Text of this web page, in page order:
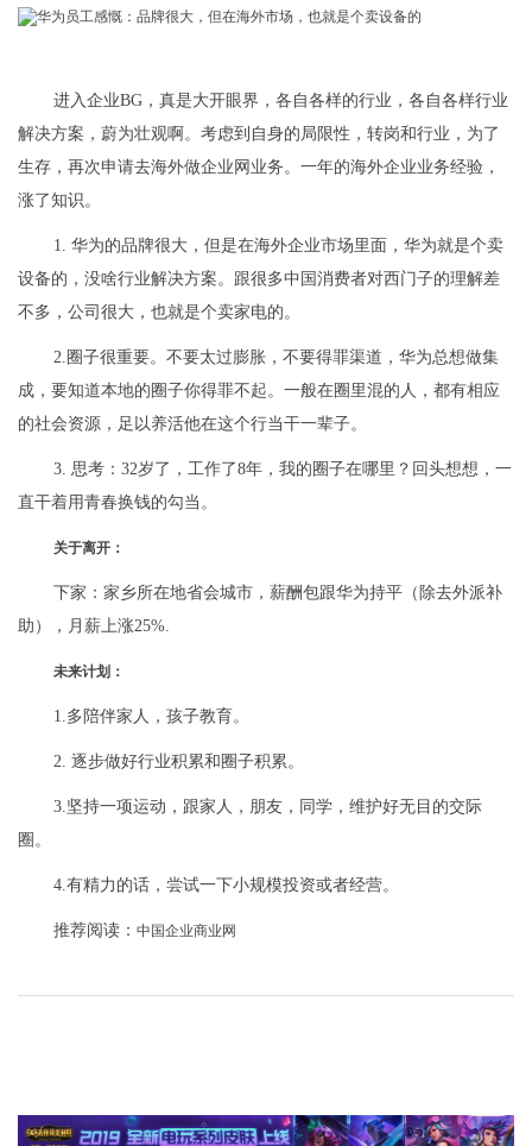
进入企业BG，真是大开眼界，各自各样的行业，各自各样行业
解决方案，蔚为壮观啊。考虑到自身的局限性，转岗和行业，为了
生存，再次申请去海外做企业网业务。一年的海外企业业务经验，
涨了知识。
1. 华为的品牌很大，但是在海外企业市场里面，华为就是个卖
设备的，没啥行业解决方案。跟很多中国消费者对西门子的理解差
不多，公司很大，也就是个卖家电的。
2.圈子很重要。不要太过膨胀，不要得罪渠道，华为总想做集
成，要知道本地的圈子你得罪不起。一般在圈里混的人，都有相应
的社会资源，足以养活他在这个行当干一辈子。
3. 思考：32岁了，工作了8年，我的圈子在哪里？回头想想，一
直干着用青春换钱的勾当。
关于离开：
下家：家乡所在地省会城市，薪酬包跟华为持平（除去外派补
助），月薪上涨25%.
未来计划：
1.多陪伴家人，孩子教育。
2. 逐步做好行业积累和圈子积累。
3.坚持一项运动，跟家人，朋友，同学，维护好无目的交际
圈。
4.有精力的话，尝试一下小规模投资或者经营。
推荐阅读： 中国企业商业网